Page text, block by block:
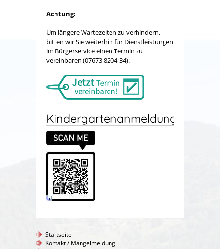
Achtung:
Um längere Wartezeiten zu verhindern,
bitten wir Sie weiterhin für Dienstleistungen
im Bürgerservice einen Termin zu
vereinbaren (07673 8204-34).
Kindergartenanmeldung
Startseite
Kontakt / Mängelmeldung